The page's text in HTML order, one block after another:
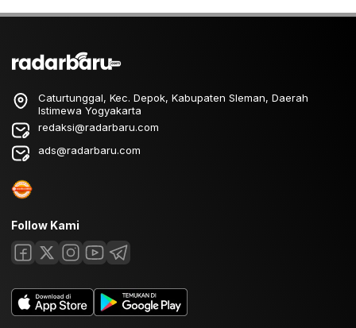
Caturtunggal, Kec. Depok, Kabupaten Sleman, Daerah
Istimewa Yogyakarta
redaksi@radarbaru.com
ads@radarbaru.com
Follow Kami